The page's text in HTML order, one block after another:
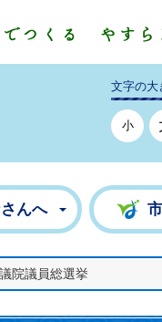
文字の大
小
んへ
院議員総選挙